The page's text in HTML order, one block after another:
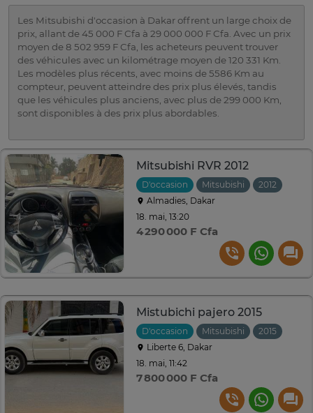
Les Mitsubishi d'occasion à Dakar offrent un large choix de
prix, allant de 45 000 F Cfa à 29 000 000 F Cfa. Avec un prix
moyen de 8 502 959 F Cfa, les acheteurs peuvent trouver
des véhicules avec un kilométrage moyen de 120 331 Km.
Les modèles plus récents, avec moins de 5586 Km au
compteur, peuvent atteindre des prix plus élevés, tandis
que les véhicules plus anciens, avec plus de 299 000 Km,
sont disponibles à des prix plus abordables.
Mitsubishi RVR 2012
D'occasion Mitsubishi 2012
Almadies, Dakar
18. mai, 13:20
4 290 000 F Cfa
Mistubichi pajero 2015
D'occasion Mitsubishi 2015
Liberte 6, Dakar
18. mai, 11:42
7 800 000 F Cfa